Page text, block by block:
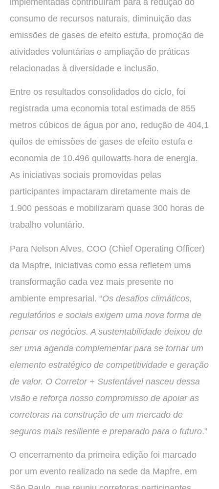
consumo de recursos naturais, diminuição das
emissões de gases de efeito estufa, promoção de
atividades voluntárias e ampliação de práticas
relacionadas à diversidade e inclusão.
Entre os resultados consolidados do ciclo, foi
registrada uma economia total estimada de 855
metros cúbicos de água por ano, redução de 404,1
quilos de emissões de gases de efeito estufa e
economia de 10.496 quilowatts-hora de energia.
As iniciativas sociais promovidas pelas
participantes impactaram diretamente mais de
1.900 pessoas e mobilizaram quase 300 horas de
trabalho voluntário.
Para Nelson Alves, COO (Chief Operating Officer)
da Mapfre, iniciativas como essa refletem uma
transformação cada vez mais presente no
ambiente empresarial. “Os desafios climáticos,
regulatórios e sociais exigem uma nova forma de
pensar os negócios. A sustentabilidade deixou de
ser uma agenda complementar para se tornar um
elemento estratégico de competitividade e geração
de valor. O Corretor + Sustentável nasceu dessa
visão e reforça nosso compromisso de apoiar as
corretoras na construção de um mercado de
seguros mais resiliente e preparado para o futuro.”
O encerramento da primeira edição foi marcado
por um evento realizado na sede da Mapfre, em